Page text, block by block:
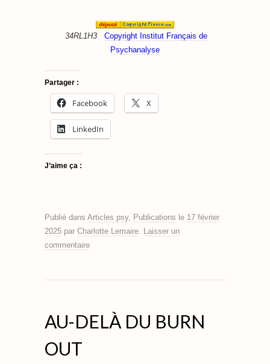
34RL1H3
Copyright Institut Français de
Psychanalyse
Partager :
Facebook X
LinkedIn
J’aime ça :
Publié dans Articles psy, Publications le 17 février
2025 par Charlotte Lemaire. Laisser un
commentaire
AU-DELÀ DU BURN
OUT